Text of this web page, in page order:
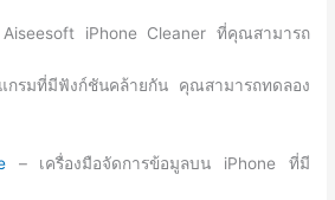
Aiseesoft iPhone Cleaner ที่คุณสามารถ
กรมที่มีฟังก์ชันคล้ายกัน คุณสามารถทดลอง
– เครื่องมือจัดการข้อมูลบน iPhone ที่มี